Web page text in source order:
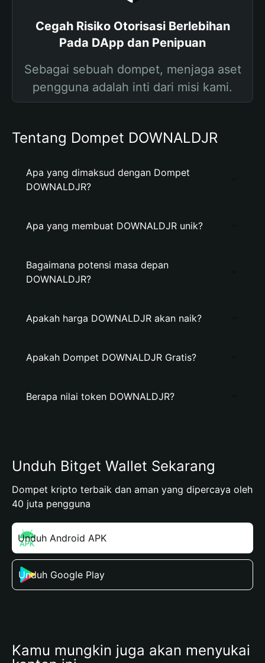
Cegah Risiko Otorisasi Berlebihan
Pada DApp dan Penipuan
Sebagai sebuah dompet, menjaga aset
pengguna adalah inti dari misi kami.
Tentang Dompet DOWNALDJR
Apa yang dimaksud dengan Dompet
DOWNALDJR?
Apa yang membuat DOWNALDJR unik?
Bagaimana potensi masa depan
DOWNALDJR?
Apakah harga DOWNALDJR akan naik?
Apakah Dompet DOWNALDJR Gratis?
Berapa nilai token DOWNALDJR?
Unduh Bitget Wallet Sekarang
Dompet kripto terbaik dan aman yang dipercaya oleh
40 juta pengguna
Unduh Android APK
Unduh Google Play
Kamu mungkin juga akan menyukai